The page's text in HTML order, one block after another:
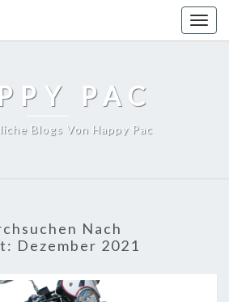
PAC
Blogs Von Happy Pac
Nach
Dezember 2021